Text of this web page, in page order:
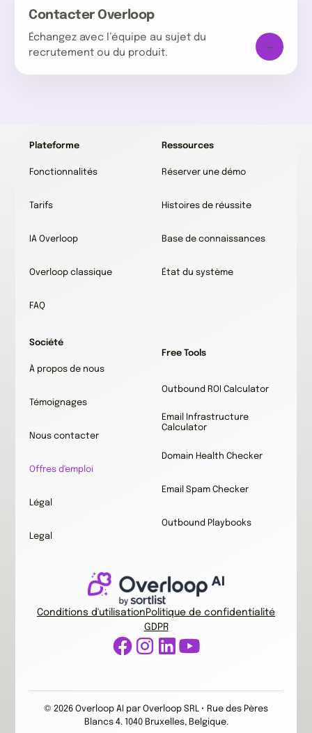
Contacter Overloop
Échangez avec l’équipe au sujet du
recrutement ou du produit.
→
Plateforme
Fonctionnalités
Tarifs
IA Overloop
Overloop classique
FAQ
Ressources
Réserver une démo
Histoires de réussite
Base de connaissances
État du système
Société
À propos de nous
Témoignages
Nous contacter
Offres d'emploi
Légal
Legal
Free Tools
Outbound ROI Calculator
Email Infrastructure
Calculator
Domain Health Checker
Email Spam Checker
Outbound Playbooks
Conditions d'utilisation Politique de confidentialité
GDPR
© 2026 Overloop AI par Overloop SRL • Rue des Pères
Blancs 4. 1040 Bruxelles, Belgique.